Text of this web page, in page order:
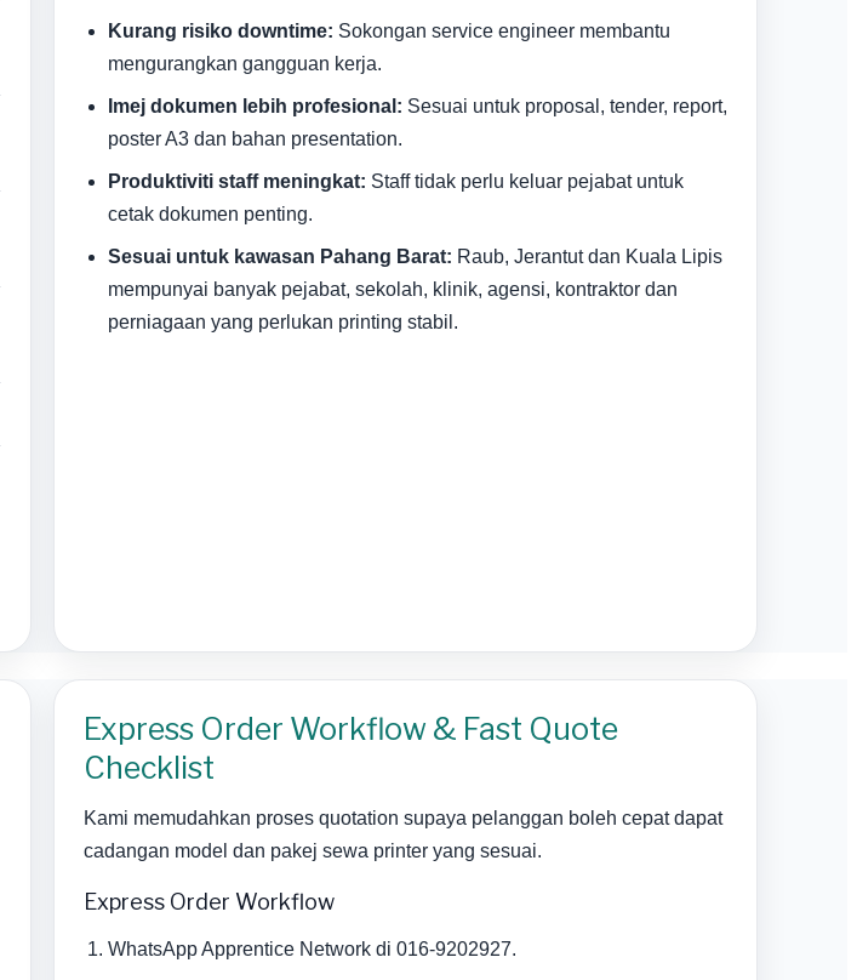
Kurang risiko downtime: Sokongan service engineer membantu
mengurangkan gangguan kerja.
Imej dokumen lebih profesional: Sesuai untuk proposal, tender, report,
poster A3 dan bahan presentation.
Produktiviti staff meningkat: Staff tidak perlu keluar pejabat untuk
cetak dokumen penting.
Sesuai untuk kawasan Pahang Barat: Raub, Jerantut dan Kuala Lipis
mempunyai banyak pejabat, sekolah, klinik, agensi, kontraktor dan
perniagaan yang perlukan printing stabil.
Express Order Workflow & Fast Quote
Checklist
Kami memudahkan proses quotation supaya pelanggan boleh cepat dapat
cadangan model dan pakej sewa printer yang sesuai.
Express Order Workflow
WhatsApp Apprentice Network di 016-9202927.